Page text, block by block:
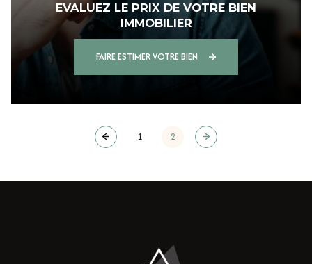
EVALUEZ LE PRIX DE VOTRE BIEN
IMMOBILIER
FAIRE ESTIMER VOTRE BIEN
1 2